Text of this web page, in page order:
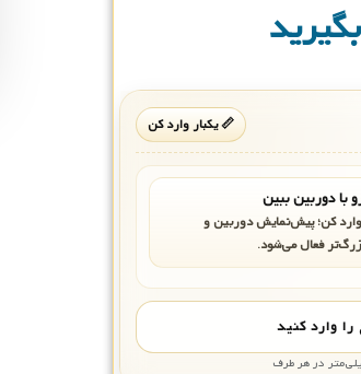
📏 یکبار وارد کن
با دوربین ببین
کن؛ پیش‌نمایش دوربین و
فعال می‌شود.
وارد کنید